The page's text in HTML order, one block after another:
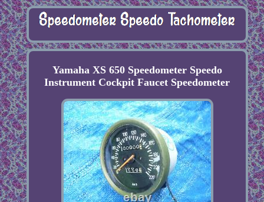
Yamaha XS 650 Speedometer Speedo
Instrument Cockpit Faucet Speedometer